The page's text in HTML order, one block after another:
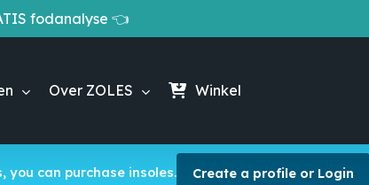
fodanalyse 👈
Over ZOLES Winkel
Cart
you can purchase insoles. Create a profile or Login